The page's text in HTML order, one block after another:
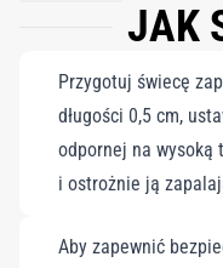
posiadają trzy plecione
palenia wynosi około 24
doskonale wpisuje się w
idealnie zarówno
zmysłowy prezent.
JAK
Przygotuj świecę
długości 0,5 cm,
odpornej na wysoką
i ostrożnie ją
Aby zapewnić